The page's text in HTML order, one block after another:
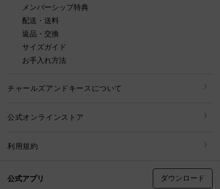
メンバーシップ特典
配送・送料
返品・交換
サイズガイド
お手入れ方法
チャールズアンドキースについて
公式オンラインストア
利用規約
公式アプリ ダウンロード